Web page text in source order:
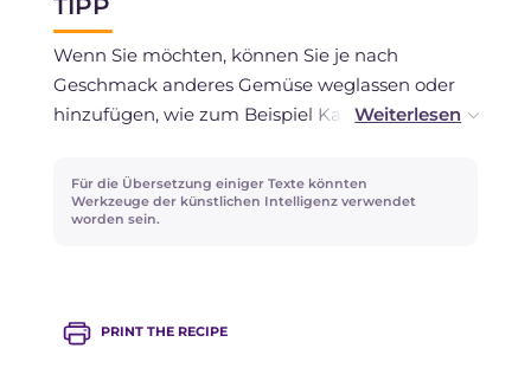
Wenn Sie möchten, können Sie je nach
Geschmack anderes Gemüse weglassen oder
hinzufügen, wie zum Beispiel Karotten, grüne
Chili hinzu, um dem Gericht einen zusätzlichen
Kick zu geben!
Für die Übersetzung einiger Texte könnten
Werkzeuge der künstlichen Intelligenz verwendet
worden sein.
PRINT THE RECIPE